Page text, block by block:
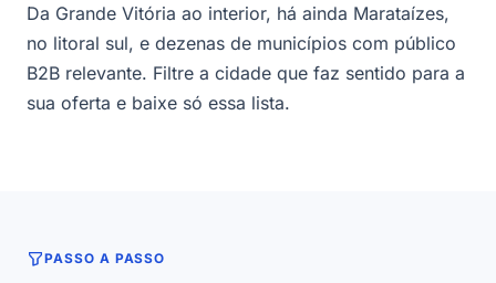
Da Grande Vitória ao interior, há ainda Marataízes,
no litoral sul, e dezenas de municípios com público
B2B relevante. Filtre a cidade que faz sentido para a
sua oferta e baixe só essa lista.
PASSO A PASSO